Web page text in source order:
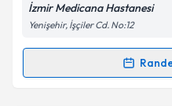
Kişisel verilerimin
Metni'ni okudum
kapsamda
İzmir Medicana Hastanesi
Yenişehir, İşçiler Cd. No:12
Randevu Takvimi